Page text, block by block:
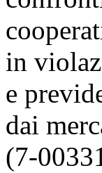
in
e
dai
(7-